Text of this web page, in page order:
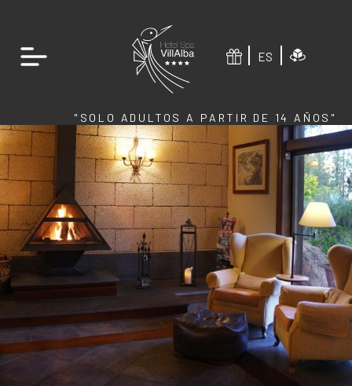
ES
"SOLO ADULTOS A PARTIR DE 14 AÑOS"